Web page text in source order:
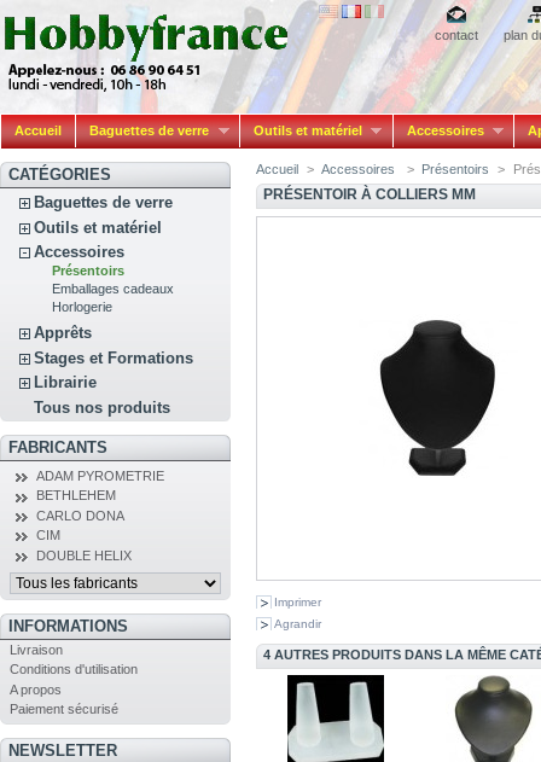
contact plan
Accueil Baguettes de verre Outils et matériel Accessoires
CATÉGORIES
Baguettes de verre
Outils et matériel
Accessoires
Présentoirs
Emballages cadeaux
Horlogerie
Apprêts
Stages et Formations
Librairie
Tous nos produits
FABRICANTS
ADAM PYROMETRIE
BETHLEHEM
CARLO DONA
CIM
DOUBLE HELIX
INFORMATIONS
Livraison
Conditions d'utilisation
A propos
Paiement sécurisé
NEWSLETTER
Accueil > Accessoires > Présentoirs >
PRÉSENTOIR À COLLIERS MM
Imprimer
Agrandir
4 AUTRES PRODUITS DANS LA MÊME